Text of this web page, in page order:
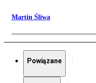
Martin Śliwa
Powiązane